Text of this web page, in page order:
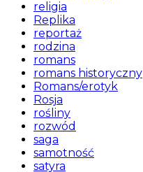
religia
Replika
reportaż
rodzina
romans
romans historyczny
Romans/erotyk
Rosja
rośliny
rozwód
saga
samotność
satyra